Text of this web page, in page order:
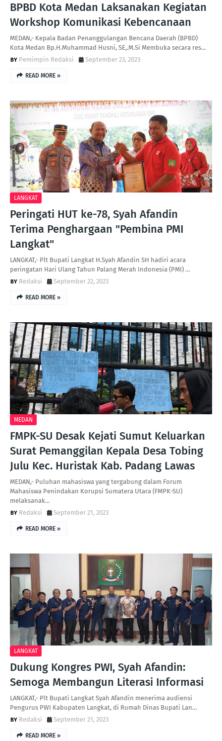
BPBD Kota Medan Laksanakan Kegiatan
Workshop Komunikasi Kebencanaan
MEDAN,- Kepala Badan Penanggulangan Bencana Daerah (BPBD)
Kota Medan Bp.H.Muhammad Husni, SE,.M.Si Membuka secara res…
Pemimpin Redaksi
September 23, 2023
READ MORE »
LANGKAT
Peringati HUT ke-78, Syah Afandin
Terima Penghargaan "Pembina PMI
Langkat"
LANGKAT,- Plt Bupati Langkat H.Syah Afandin SH hadiri acara
peringatan Hari Ulang Tahun Palang Merah Indonesia (PMI) …
Redaksi
September 22, 2023
READ MORE »
MEDAN
FMPK-SU Desak Kejati Sumut Keluarkan
Surat Pemanggilan Kepala Desa Tobing
Julu Kec. Huristak Kab. Padang Lawas
MEDAN,- Puluhan mahasiswa yang tergabung dalam Forum
Mahasiswa Penindakan Korupsi Sumatera Utara (FMPK-SU)
melaksanak…
Redaksi
September 21, 2023
READ MORE »
LANGKAT
Dukung Kongres PWI, Syah Afandin:
Semoga Membangun Literasi Informasi
LANGKAT,- Plt Bupati Langkat Syah Afandin menerima audiensi
Pengurus PWI Kabupaten Langkat, di Rumah Dinas Bupati Lan…
Redaksi
September 21, 2023
READ MORE »